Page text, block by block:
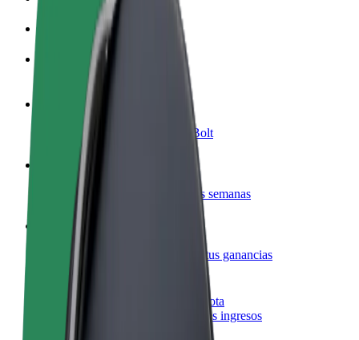
Cómo unirse
Preguntas frecuentes
Colaborar como conductor
Gana dinero colaborando con Bolt
Colaborar como repartidor
Reparte comida y cobra todas las semanas
Añadir un restaurante o tienda
Llega a más clientes y maximiza tus ganancias
Registrarse como propietario de flota
Añade tu flota a Bolt y potencia tus ingresos